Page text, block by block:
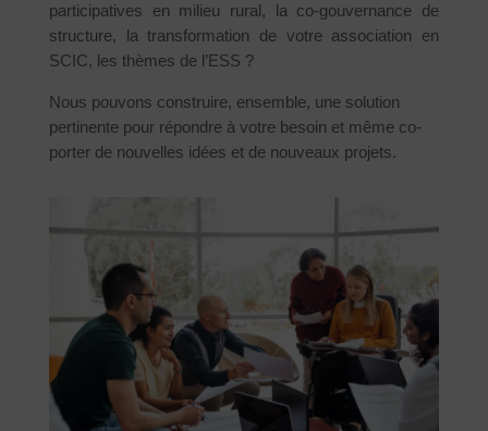
participatives en milieu rural, la co-gouvernance de
structure, la transformation de votre association en
SCIC, les thèmes de l’ESS ?
Nous pouvons construire, ensemble, une solution
pertinente pour répondre à votre besoin et même co-
porter de nouvelles idées et de nouveaux projets.